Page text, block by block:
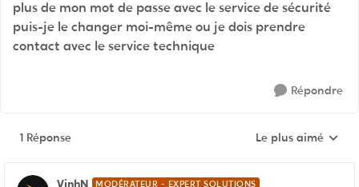
plus de mon mot de passe avec le service de sécurité
puis-je le changer moi-même ou je dois prendre
contact avec le service technique
Répondre
1 Réponse Réponses triées
Le plus aimé
VinhN MODÉRATEUR - EXPERT SOLUTIONS